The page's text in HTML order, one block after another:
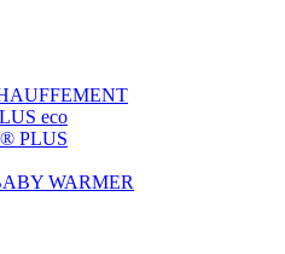
eco
PLUS
WARMER